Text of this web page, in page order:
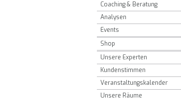
Coaching & Beratung
Analysen
Events
Shop
Unsere Experten
Kundenstimmen
Veranstaltungskalender
Unsere Räume